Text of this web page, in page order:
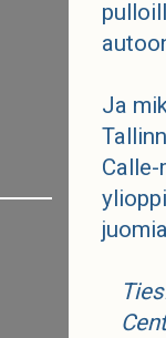
Ja